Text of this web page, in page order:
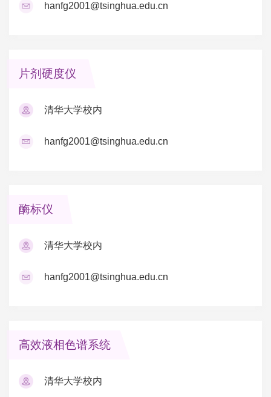
hanfg2001@tsinghua.edu.cn
片剂硬度仪
清华大学校内
hanfg2001@tsinghua.edu.cn
酶标仪
清华大学校内
hanfg2001@tsinghua.edu.cn
高效液相色谱系统
清华大学校内